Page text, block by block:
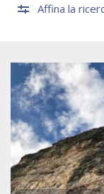
Affina la